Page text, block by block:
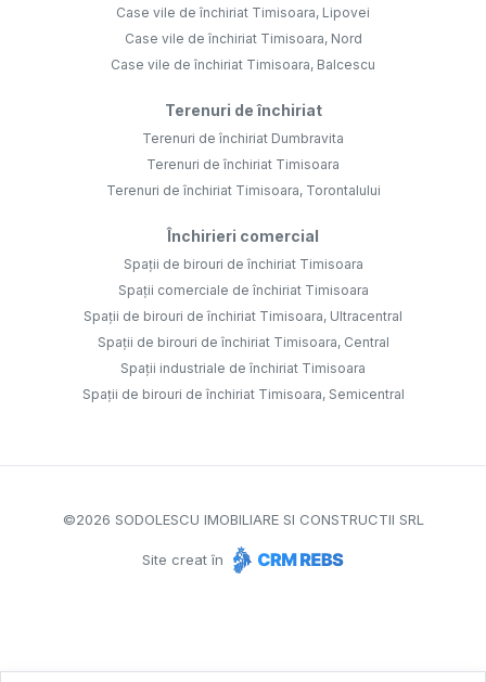
Case vile de închiriat Timisoara, Lipovei
Case vile de închiriat Timisoara, Nord
Case vile de închiriat Timisoara, Balcescu
Terenuri de închiriat
Terenuri de închiriat Dumbravita
Terenuri de închiriat Timisoara
Terenuri de închiriat Timisoara, Torontalului
Închirieri comercial
Spații de birouri de închiriat Timisoara
Spații comerciale de închiriat Timisoara
Spații de birouri de închiriat Timisoara, Ultracentral
Spații de birouri de închiriat Timisoara, Central
Spații industriale de închiriat Timisoara
Spații de birouri de închiriat Timisoara, Semicentral
©2026 SODOLESCU IMOBILIARE SI CONSTRUCTII SRL
Site creat în